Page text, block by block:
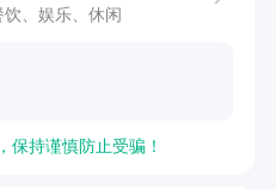
、娱乐、休闲
保持谨慎防止受骗！